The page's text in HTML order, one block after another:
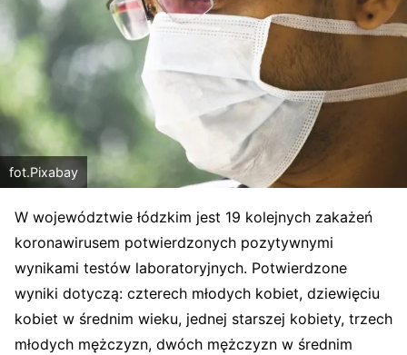
fot.Pixabay
W województwie łódzkim jest 19 kolejnych zakażeń
koronawirusem potwierdzonych pozytywnymi
wynikami testów laboratoryjnych. Potwierdzone
wyniki dotyczą: czterech młodych kobiet, dziewięciu
kobiet w średnim wieku, jednej starszej kobiety, trzech
młodych mężczyzn, dwóch mężczyzn w średnim